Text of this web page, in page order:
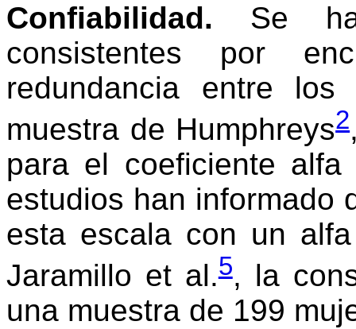
Confiabilidad. Se ha
consistentes por
redundancia entre
muestra de Humphreys2
para el coeficiente
estudios han informado
esta escala con un
Jaramillo et al.5, la
una muestra de 199